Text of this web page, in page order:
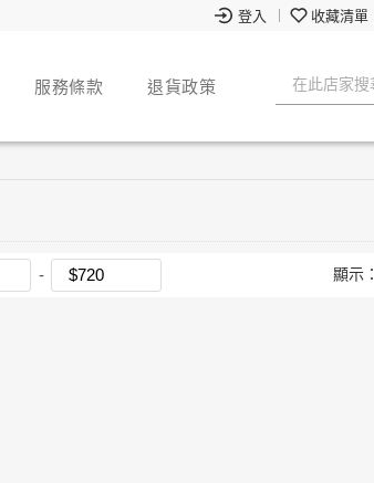
登入 收藏清單
服務條款 退貨政策
顯示：